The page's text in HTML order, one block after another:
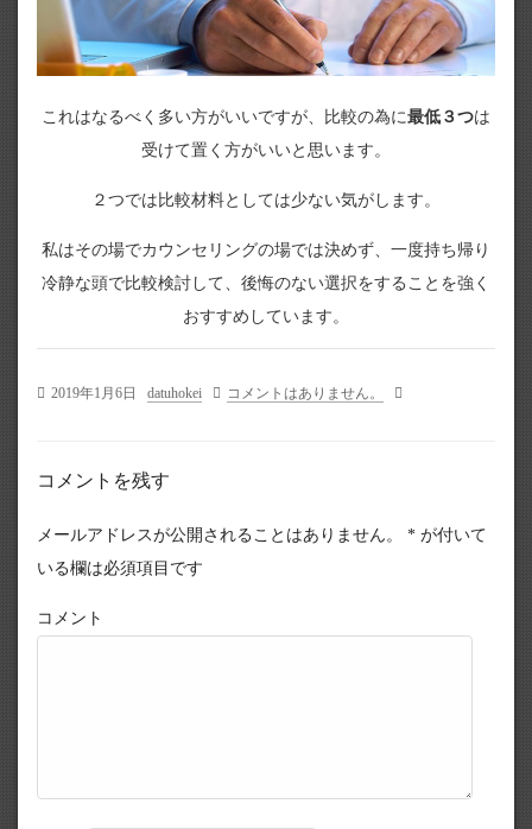
これはなるべく多い方がいいですが、比較の為に最低３つは
受けて置く方がいいと思います。
２つでは比較材料としては少ない気がします。
私はその場でカウンセリングの場では決めず、一度持ち帰り
冷静な頭で比較検討して、後悔のない選択をすることを強く
おすすめしています。
2019年1月6日 datuhokei コメントはありません。
コメントを残す
メールアドレスが公開されることはありません。 * が付いて
いる欄は必須項目です
コメント